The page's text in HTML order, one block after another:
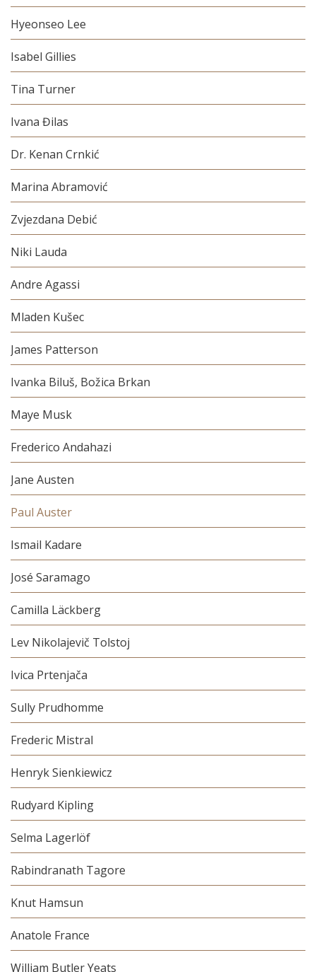
Hyeonseo Lee
Isabel Gillies
Tina Turner
Ivana Đilas
Dr. Kenan Crnkić
Marina Abramović
Zvjezdana Debić
Niki Lauda
Andre Agassi
Mladen Kušec
James Patterson
Ivanka Biluš, Božica Brkan
Maye Musk
Frederico Andahazi
Jane Austen
Paul Auster
Ismail Kadare
José Saramago
Camilla Läckberg
Lev Nikolajevič Tolstoj
Ivica Prtenjača
Sully Prudhomme
Frederic Mistral
Henryk Sienkiewicz
Rudyard Kipling
Selma Lagerlöf
Rabindranath Tagore
Knut Hamsun
Anatole France
William Butler Yeats